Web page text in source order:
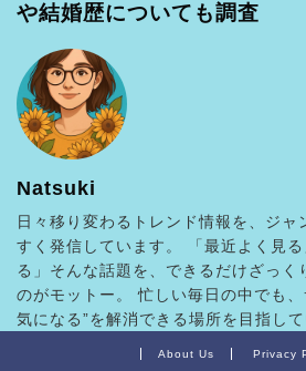
や結婚歴についても調査
Natsuki
日々移り変わるトレンド情報を、ジャ
すく発信しています。 「最近よく見
る」そんな話題を、できるだけざっく
のがモットー。 忙しい毎日の中でも
気になる”を解消できる場所を目指して
About Us Privacy